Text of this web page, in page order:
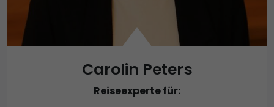
Carolin Peters
Reiseexperte für: